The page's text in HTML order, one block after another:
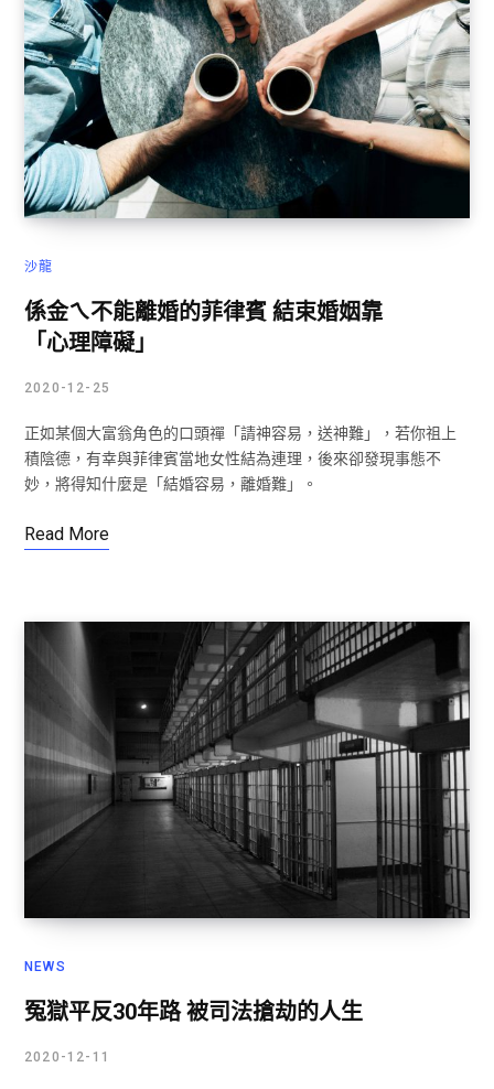
沙龍
係金ㄟ不能離婚的菲律賓 結束婚姻靠
「心理障礙」
2020-12-25
正如某個大富翁角色的口頭禪「請神容易，送神難」，若你祖上
積陰德，有幸與菲律賓當地女性結為連理，後來卻發現事態不
妙，將得知什麼是「結婚容易，離婚難」。
Read More
NEWS
冤獄平反30年路 被司法搶劫的人生
2020-12-11